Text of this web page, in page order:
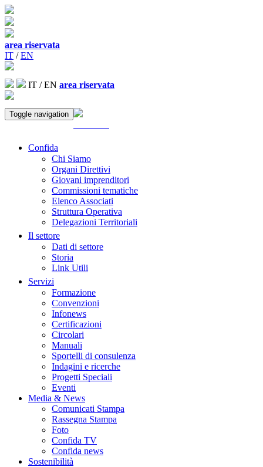
area riservata
IT /EN
IT /EN area riservata
Toggle navigation
Confida
Chi Siamo
Organi Direttivi
Giovani imprenditori
Commissioni tematiche
Elenco Associati
Struttura Operativa
Delegazioni Territoriali
Il settore
Dati di settore
Storia
Link Utili
Servizi
Formazione
Convenzioni
Infonews
Certificazioni
Circolari
Manuali
Sportelli di consulenza
Indagini e ricerche
Progetti Speciali
Eventi
Media & News
Comunicati Stampa
Rassegna Stampa
Foto
Confida TV
Confida news
Sostenibilità